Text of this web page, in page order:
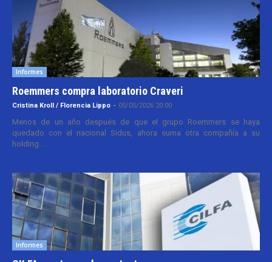
Informes
Roemmers compra laboratorio Craveri
Cristina Kroll / Florencia Lippo - 05/05/2026 20:00
Menos de un año después de que el grupo Roemmers se haya
quedado con el nacional Sidus, ahora suma otra compañía a su
holding....
Informes